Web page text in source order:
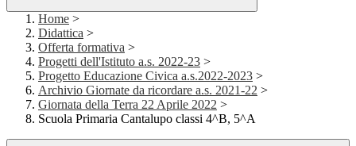
Home >
Didattica >
Offerta formativa >
Progetti dell'Istituto a.s. 2022-23 >
Progetto Educazione Civica a.s.2022-2023 >
Archivio Giornate da ricordare a.s. 2021-22 >
Giornata della Terra 22 Aprile 2022 >
Scuola Primaria Cantalupo classi 4^B, 5^A